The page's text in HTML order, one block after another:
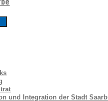
und Integration der Stadt